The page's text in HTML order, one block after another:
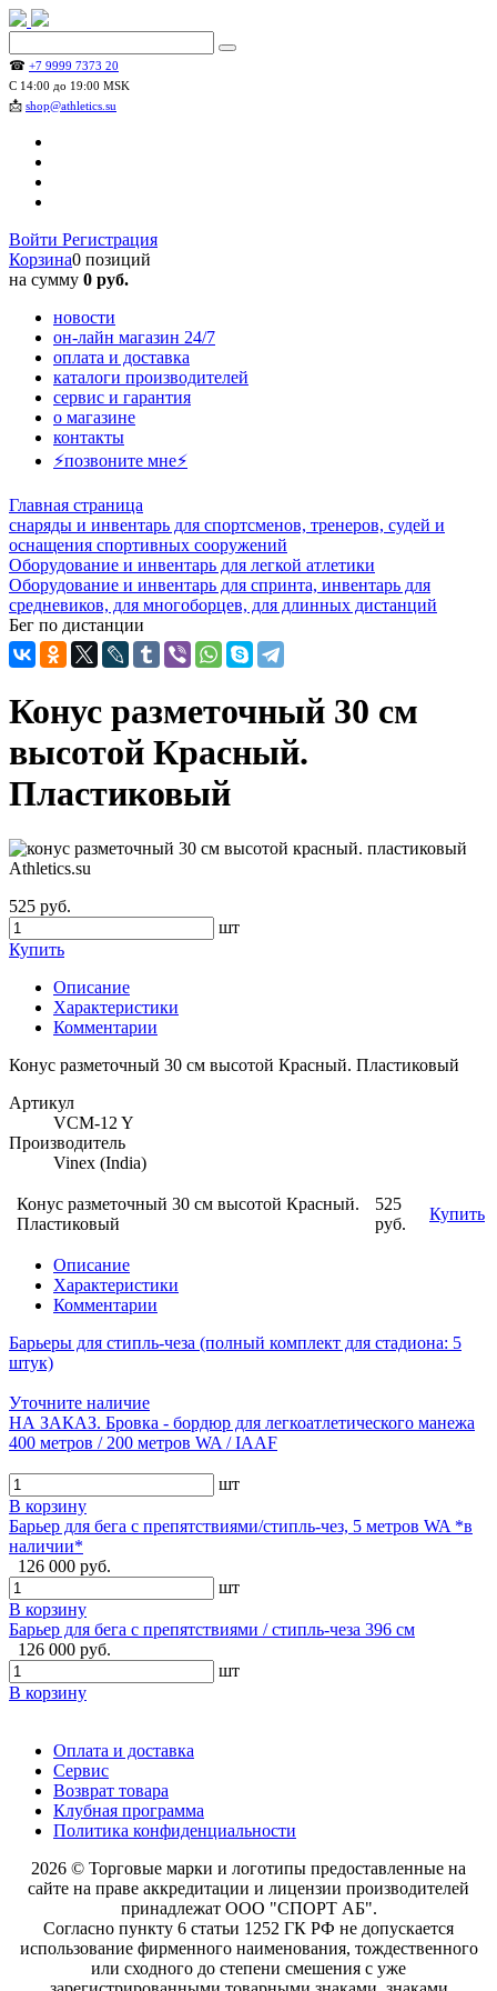
☎ +7 9999 7373 20
С 14:00 до 19:00 MSK
📩 shop@athletics.su
Войти Регистрация
Корзина0 позиций
на сумму 0 руб.
новости
он-лайн магазин 24/7
оплата и доставка
каталоги производителей
сервис и гарантия
о магазине
контакты
⚡позвоните мне⚡
Главная страница
снаряды и инвентарь для спортсменов, тренеров, судей и
оснащения спортивных сооружений
Оборудование и инвентарь для легкой атлетики
Оборудование и инвентарь для спринта, инвентарь для
средневиков, для многоборцев, для длинных дистанций
Бег по дистанции
Конус разметочный 30 см
высотой Красный.
Пластиковый
525 руб.
шт
Купить
Описание
Характеристики
Комментарии
Конус разметочный 30 см высотой Красный. Пластиковый
Артикул
VCM-12 Y
Производитель
Vinex (India)
Конус разметочный 30 см высотой Красный.
Пластиковый
525
руб.
Купить
Описание
Характеристики
Комментарии
Барьеры для стипль-чеза (полный комплект для стадиона: 5
штук)
Уточните наличие
НА ЗАКАЗ. Бровка - бордюр для легкоатлетического манежа
400 метров / 200 метров WA / IAAF
шт
В корзину
Барьер для бега с препятствиями/стипль-чез, 5 метров WA *в
наличии*
126 000 руб.
шт
В корзину
Барьер для бега с препятствиями / стипль-чеза 396 см
126 000 руб.
шт
В корзину
Оплата и доставка
Сервис
Возврат товара
Клубная программа
Политика конфиденциальности
2026 © Торговые марки и логотипы предоставленные на
сайте на праве аккредитации и лицензии производителей
принадлежат ООО "СПОРТ АБ".
Согласно пункту 6 статьи 1252 ГК РФ не допускается
использование фирменного наименования, тождественного
или сходного до степени смешения с уже